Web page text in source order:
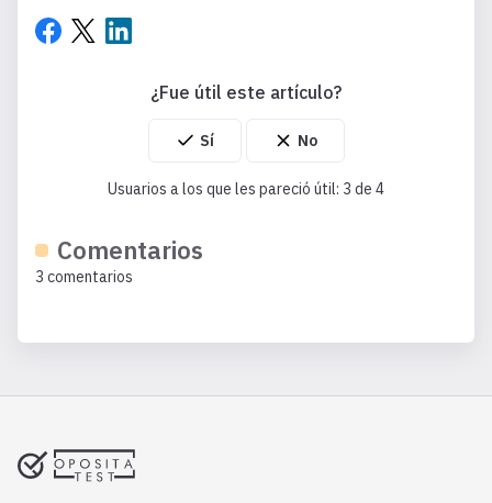
¿Fue útil este artículo?
Usuarios a los que les pareció útil: 3 de 4
Comentarios
3 comentarios